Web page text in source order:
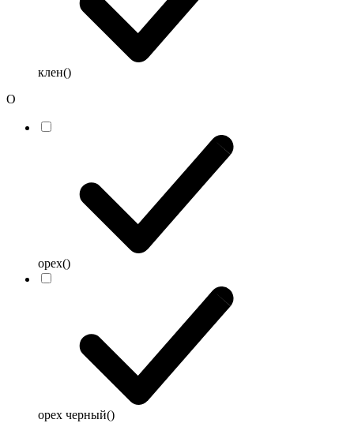
клен()
О
орех()
орех черный()